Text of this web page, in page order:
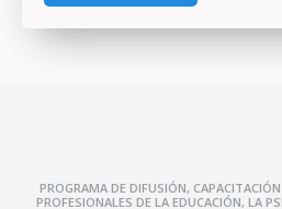
PROGRAMA DE DIFUSIÓN,
PROFESIONALES DE LA EDUCACIÓN, LA